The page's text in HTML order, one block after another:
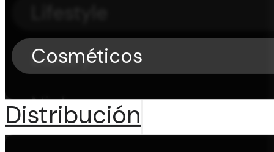
Luxury
Niche
Cosméticos
Distribución